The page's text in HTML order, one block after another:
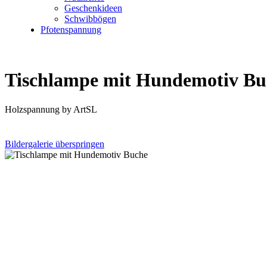
Geschenkideen
Schwibbögen
Pfotenspannung
Tischlampe mit Hundemotiv
Holzspannung by ArtSL
Bildergalerie überspringen